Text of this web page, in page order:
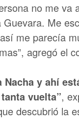
no me va
Me
me parecía
agregó el
y ahí
vuelta”,
descubrió la